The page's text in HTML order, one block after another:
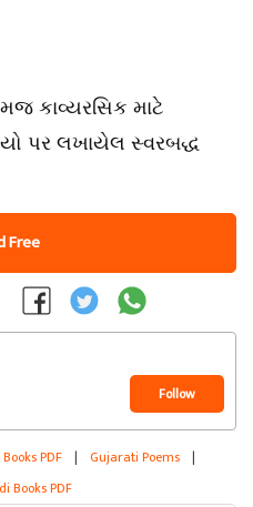
કાવ્યરસિક માટે
પર લખાયેલ સ્વરબદ્ધ
Free
Follow
PDF | Gujarati Poems |
Books PDF